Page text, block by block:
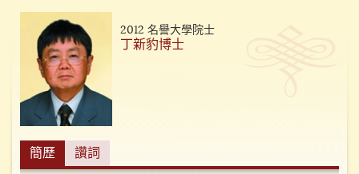
2012 名譽大學院士
丁新豹博士
簡歷 讚詞